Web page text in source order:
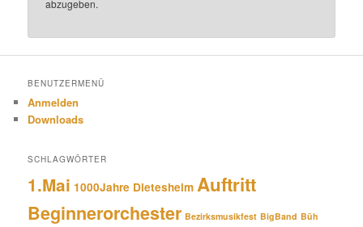
abzugeben.
BENUTZERMENÜ
Anmelden
Downloads
SCHLAGWÖRTER
1.Mai 1000Jahre Dietesheim Auftritt
Beginnerorchester Bezirksmusikfest BigBand Büh